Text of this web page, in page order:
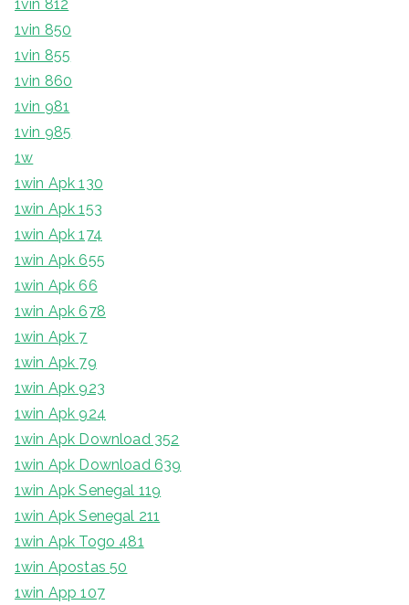
1vin 812
1vin 850
1vin 855
1vin 860
1vin 981
1vin 985
1w
1win Apk 130
1win Apk 153
1win Apk 174
1win Apk 655
1win Apk 66
1win Apk 678
1win Apk 7
1win Apk 79
1win Apk 923
1win Apk 924
1win Apk Download 352
1win Apk Download 639
1win Apk Senegal 119
1win Apk Senegal 211
1win Apk Togo 481
1win Apostas 50
1win App 107